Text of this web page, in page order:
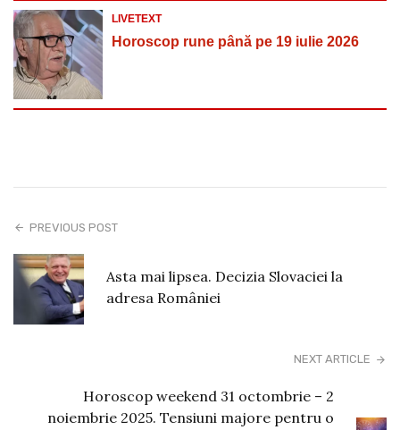
LIVETEXT
Horoscop rune până pe 19 iulie 2026
PREVIOUS POST
Asta mai lipsea. Decizia Slovaciei la
adresa României
NEXT ARTICLE
Horoscop weekend 31 octombrie – 2
noiembrie 2025. Tensiuni majore pentru o